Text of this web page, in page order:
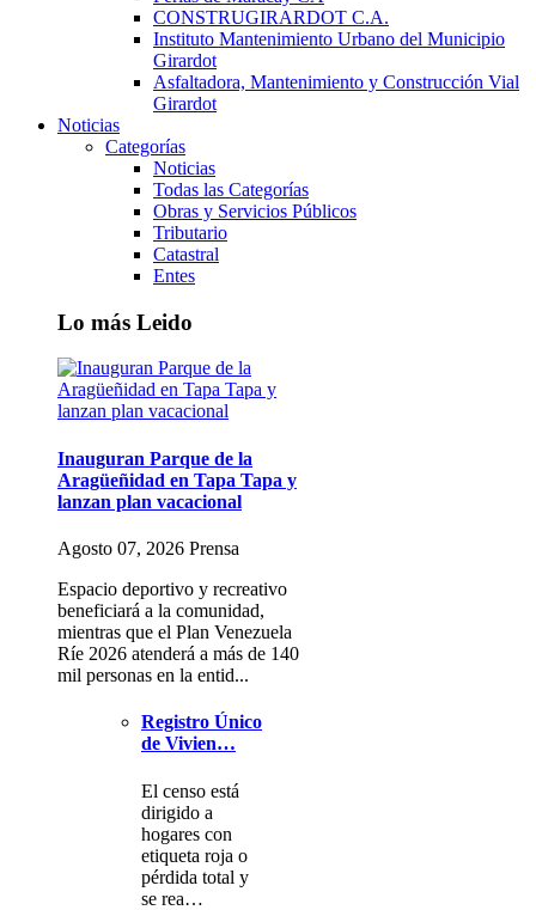
CONSTRUGIRARDOT C.A.
Instituto Mantenimiento Urbano del Municipio
Girardot
Asfaltadora, Mantenimiento y Construcción Vial
Girardot
Noticias
Categorías
Noticias
Todas las Categorías
Obras y Servicios Públicos
Tributario
Catastral
Entes
Lo más Leido
Inauguran Parque de la
Aragüeñidad en Tapa Tapa y
lanzan plan vacacional
Agosto 07, 2026 Prensa
Espacio deportivo y recreativo
beneficiará a la comunidad,
mientras que el Plan Venezuela
Ríe 2026 atenderá a más de 140
mil personas en la entid...
Registro Único
de Vivien…
El censo está
dirigido a
hogares con
etiqueta roja o
pérdida total y
se rea…